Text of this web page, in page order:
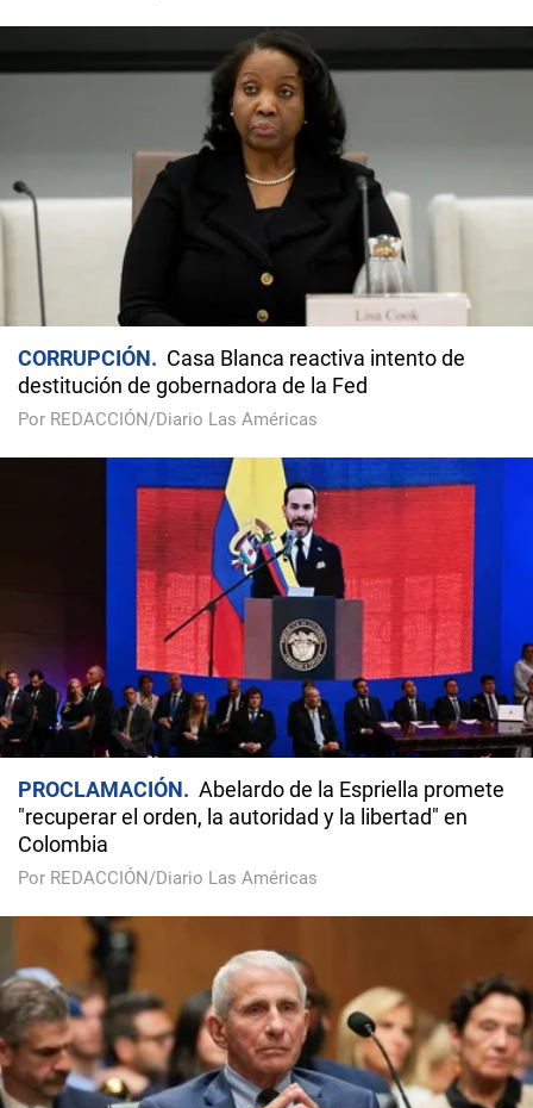
CORRUPCIÓN
Casa Blanca reactiva intento de
destitución de gobernadora de la Fed
Por REDACCIÓN/Diario Las Américas
PROCLAMACIÓN
Abelardo de la Espriella promete
"recuperar el orden, la autoridad y la libertad" en
Colombia
Por REDACCIÓN/Diario Las Américas